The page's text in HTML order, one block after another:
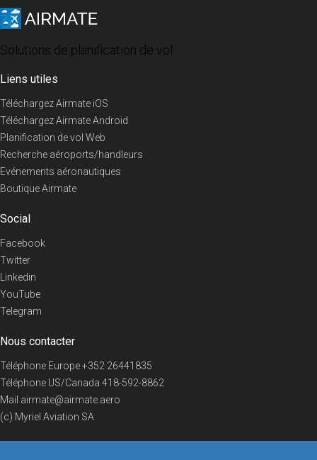
Solutions de planification de vol
Liens utiles
Téléchargez Airmate iOS
Téléchargez Airmate Android
Planification de vol Web
Recherche aéroports/handleurs
Evénements aéronautiques
Boutique Airmate
Social
Facebook
Twitter
Linkedin
YouTube
Telegram
Nous contacter
Téléphone Europe+352 26441835
Téléphone US/Canada 418-592-8862
Mail airmate@airmate.aero
(c) Myriel Aviation SA